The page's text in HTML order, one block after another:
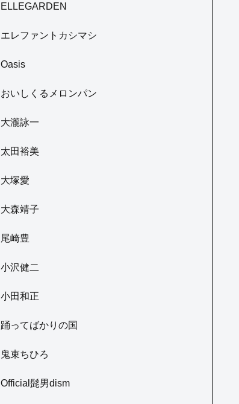
ELLEGARDEN
エレファントカシマシ
Oasis
おいしくるメロンパン
大瀧詠一
太田裕美
大塚愛
大森靖子
尾崎豊
小沢健二
小田和正
踊ってばかりの国
鬼束ちひろ
Official髭男dism